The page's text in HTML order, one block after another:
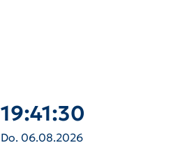
19:41:33
Do. 06.08.2026